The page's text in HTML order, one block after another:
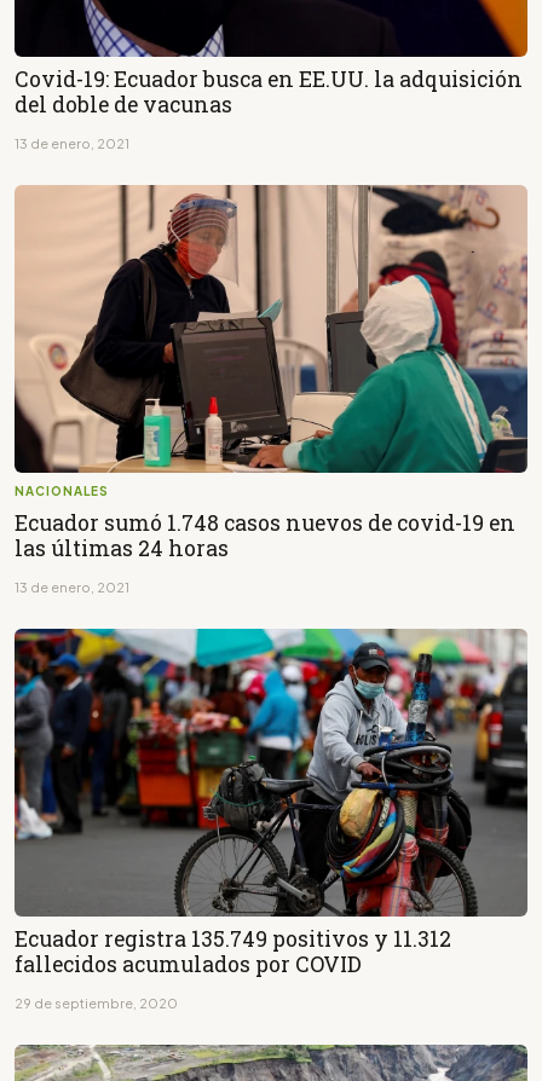
Covid-19: Ecuador busca en EE.UU. la adquisición
del doble de vacunas
13 de enero, 2021
NACIONALES
Ecuador sumó 1.748 casos nuevos de covid-19 en
las últimas 24 horas
13 de enero, 2021
Ecuador registra 135.749 positivos y 11.312
fallecidos acumulados por COVID
29 de septiembre, 2020